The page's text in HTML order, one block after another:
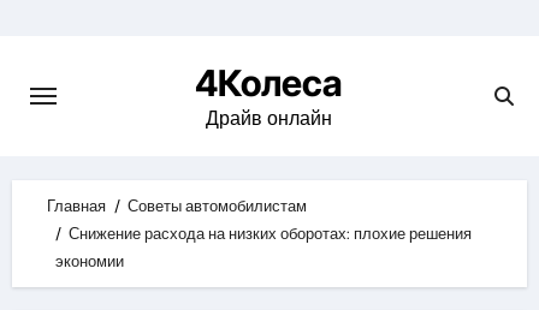
content
4Колеса
Драйв онлайн
Главная
Советы автомобилистам
Снижение расхода на низких оборотах: плохие решения
экономии